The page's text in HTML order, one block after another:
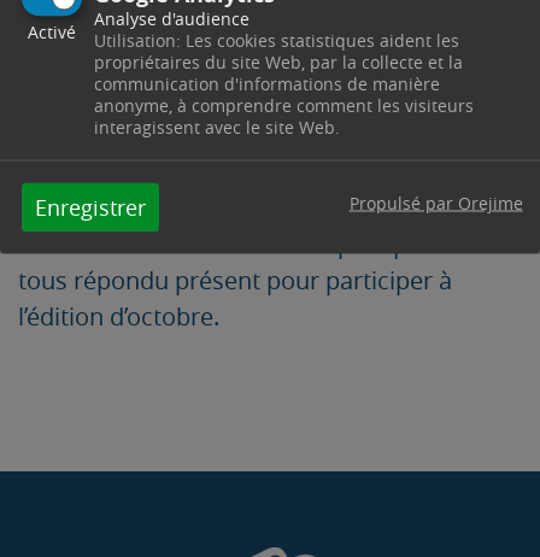
Activé
Analyse d'audience
Utilisation: Les cookies statistiques aident les
propriétaires du site Web, par la collecte et la
communication d'informations de manière
anonyme, à comprendre comment les visiteurs
interagissent avec le site Web.
Enregistrer Propulsé par Orejime
deux jours de festivités qui seront reportées
en octobre prochain.
Toutes les troupes, ainsi que les exposants,
décision de report.
tous répondu présent pour participer à
l’édition d’octobre.